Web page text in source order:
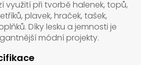
využití při tvorbě halenek, topů,
plavek, hraček, tašek,
Díky lesku a jemnosti je
módní projekty.